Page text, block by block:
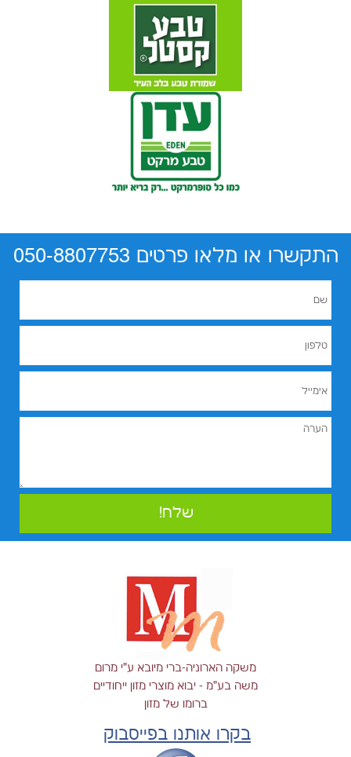
התקשרו או מלאו פרטים 050-8807753
משקה הארוניה-ברי מיובא ע"י מרום
משה בע"מ - יבוא מוצרי מזון ייחודיים
ברומו של מזון
בקרו אותנו בפייסבוק